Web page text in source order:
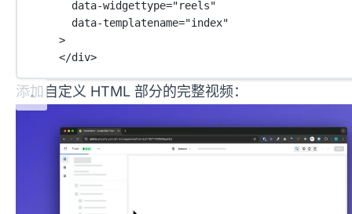
data-widgettype="reels"
data-templatename="index"
>
</div>
添加自定义 HTML 部分的完整视频：